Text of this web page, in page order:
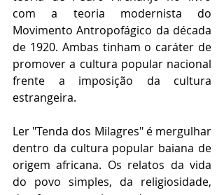
com a teoria modernista do
Movimento Antropofágico da década
de 1920. Ambas tinham o caráter de
promover a cultura popular nacional
frente a imposição da cultura
estrangeira.
Ler "Tenda dos Milagres" é mergulhar
dentro da cultura popular baiana de
origem africana. Os relatos da vida
do povo simples, da religiosidade,